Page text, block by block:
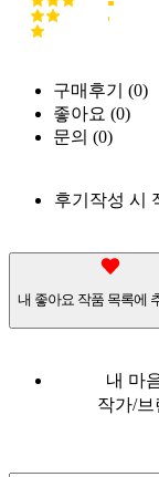
구매후기 (0)
좋아요 (0)
문의 (0)
후기작성 시
내 좋아요 작품 목록에
내 마
작가/